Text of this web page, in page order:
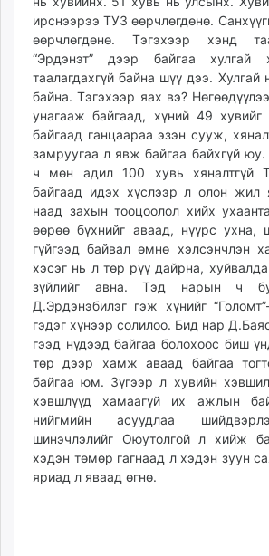
ирснээрээ ТУЗ өөрчлөгдөнө.
өөрчлөгдөнө. Тэгэхээр хэнд
“Эрдэнэт” дээр байгаа хулгай
таалагдахгүй байна шүү дээ. Хулгай
байна. Тэгэхээр яах вэ?
унагааж байгаад, хүний 49
байгаад ганцаараа эзэн сууж,
замруугаа л явж байгаа байхгүй
ч мөн адил 100 хувь хяналтгүй
байгаад идэх хүслээр л олон жил
наад захын тооцоолол хийх
өөрөө бүхнийг аваад, нүүрс ухна,
гүйгээд байвал өмнө хэлсэнчлэн
хэсэг нь л төр рүү дайрна,
зүйлийг авна. Тэд нарын ч
Д.Эрдэнэбилэг гэж хүнийг
гэдэг хүнээр солилоо. Бид нар
гээд нүдээд байгаа болохоос биш
төр дээр хамж аваад байгаа
байгаа юм. Зүгээр л хувийн
хэвшлүүд хамаагүй их ажлын
нийгмийн асуудлаа
шинэчлэлийг Оюутолгой л хийж
хэдэн төмөр гагнаад л хэдэн зуун
яриад л яваад өгнө.